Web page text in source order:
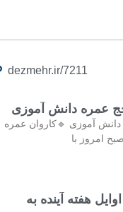
dezmehr.ir/7211
عمره دانش آموزی
آموزی 🔹کاروان عمره
امروز با
هفته آینده به